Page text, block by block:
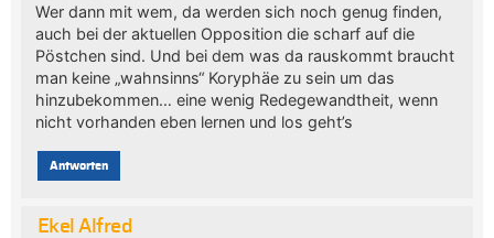
Wer dann mit wem, da werden sich noch genug finden,
auch bei der aktuellen Opposition die scharf auf die
Pöstchen sind. Und bei dem was da rauskommt braucht
man keine „wahnsinns“ Koryphäe zu sein um das
hinzubekommen… eine wenig Redegewandtheit, wenn
nicht vorhanden eben lernen und los geht’s
Antworten
Ekel Alfred